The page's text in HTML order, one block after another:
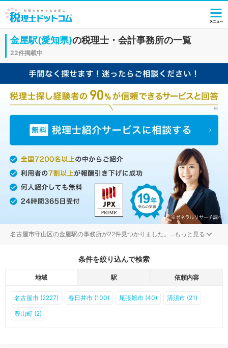
金屋駅(愛知県)の税理士・会計事務所の一覧
22件掲載中
名古屋市守山区の金屋駅の事務所が22件見つかりました。 ...もっと見る
条件を絞り込んで検索
地域 駅 依頼内容
名古屋市 (2227) 春日井市 (100) 尾張旭市 (40) 清須市 (21)
豊山町 (2)